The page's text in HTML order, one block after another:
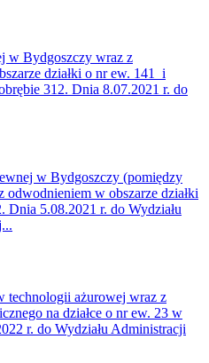
w Bydgoszczy wraz z
działki o nr ew. 141 i
312. Dnia 8.07.2021 r. do
w Bydgoszczy (pomiędzy
odwodnieniem w obszarze działki
Dnia 5.08.2021 r. do Wydziału
technologii ażurowej wraz z
na działce o nr ew. 23 w
r. do Wydziału Administracji